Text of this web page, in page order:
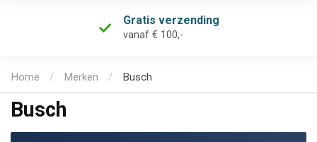
Gratis verzending
vanaf € 100,-
Home / Merken / Busch
Busch